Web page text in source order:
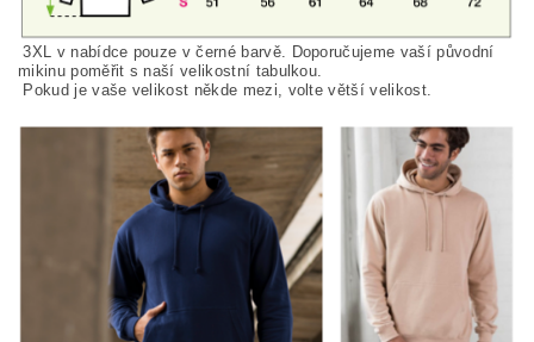
3XL v nabídce pouze v černé barvě. Doporučujeme vaší původní
mikinu poměřit s naší velikostní tabulkou.
Pokud je vaše velikost někde mezi, volte větší velikost.